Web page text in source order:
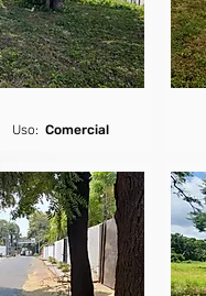
Comercial
Uso: